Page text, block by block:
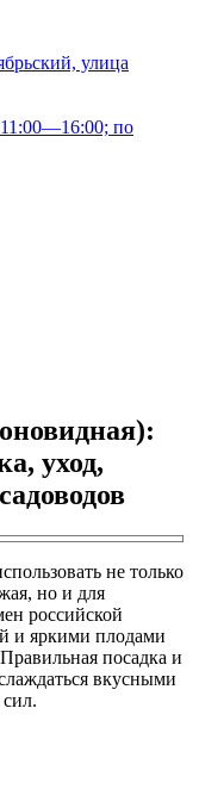
улица
по
уход,
не только
но и для
российской
и яркими плодами
посадка и
вкусными